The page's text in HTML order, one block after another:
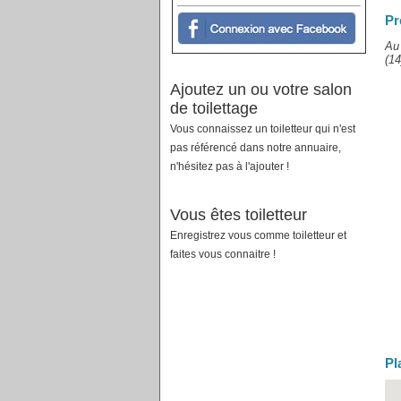
Ajoutez un ou votre salon
de toilettage
Vous connaissez un toiletteur qui n'est
pas référencé dans notre annuaire,
n'hésitez pas à l'ajouter !
Vous êtes toiletteur
Enregistrez vous comme toiletteur et
faites vous connaitre !